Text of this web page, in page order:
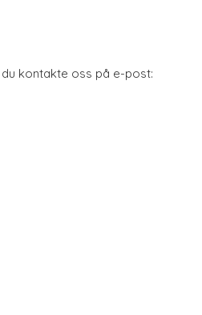
kontakte oss på e-post: